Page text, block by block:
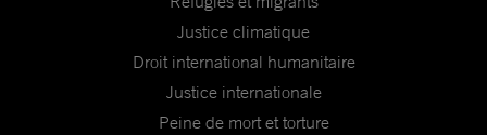
Justice climatique
Droit international humanitaire
Justice internationale
Peine de mort et torture